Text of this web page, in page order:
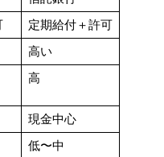
定期給付＋許可
高い
高
現金中心
低〜中